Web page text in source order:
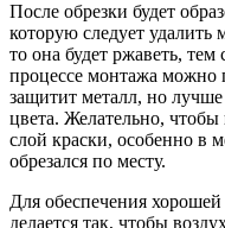
После обрезки будет
которую следует удалить
то она будет ржаветь,
процессе монтажа можно
защитит металл, но
цвета. Желательно, чтобы
слой краски, особенно в
обрезался по месту.
Для обеспечения
делается так, чтобы